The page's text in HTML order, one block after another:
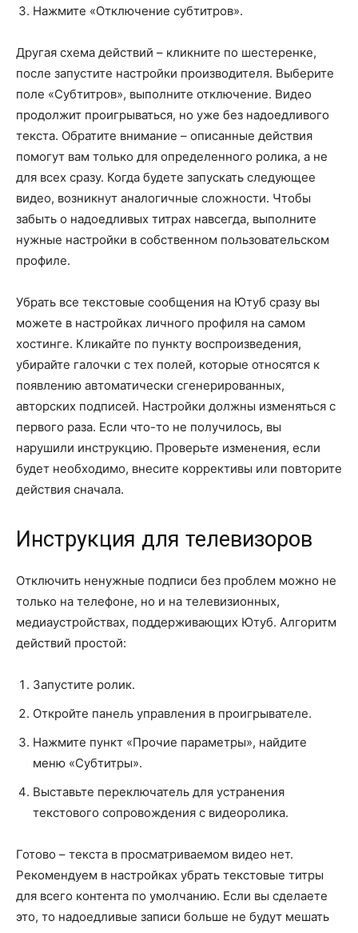
Нажмите «Отключение субтитров».
Другая схема действий – кликните по шестеренке,
после запустите настройки производителя. Выберите
поле «Субтитров», выполните отключение. Видео
продолжит проигрываться, но уже без надоедливого
текста. Обратите внимание – описанные действия
помогут вам только для определенного ролика, а не
для всех сразу. Когда будете запускать следующее
видео, возникнут аналогичные сложности. Чтобы
забыть о надоедливых титрах навсегда, выполните
нужные настройки в собственном пользовательском
профиле.
Убрать все текстовые сообщения на Ютуб сразу вы
можете в настройках личного профиля на самом
хостинге. Кликайте по пункту воспроизведения,
убирайте галочки с тех полей, которые относятся к
появлению автоматически сгенерированных,
авторских подписей. Настройки должны изменяться с
первого раза. Если что-то не получилось, вы
нарушили инструкцию. Проверьте изменения, если
будет необходимо, внесите коррективы или повторите
действия сначала.
Инструкция для телевизоров
Отключить ненужные подписи без проблем можно не
только на телефоне, но и на телевизионных,
медиаустройствах, поддерживающих Ютуб. Алгоритм
действий простой:
Запустите ролик.
Откройте панель управления в проигрывателе.
Нажмите пункт «Прочие параметры», найдите
меню «Субтитры».
Выставьте переключатель для устранения
текстового сопровождения с видеоролика.
Готово – текста в просматриваемом видео нет.
Рекомендуем в настройках убрать текстовые титры
для всего контента по умолчанию. Если вы сделаете
это, то надоедливые записи больше не будут мешать